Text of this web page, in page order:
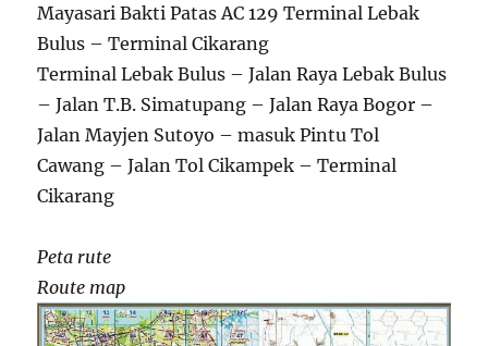
Mayasari Bakti Patas AC 129 Terminal Lebak
Bulus – Terminal Cikarang
Terminal Lebak Bulus – Jalan Raya Lebak Bulus
– Jalan T.B. Simatupang – Jalan Raya Bogor –
Jalan Mayjen Sutoyo – masuk Pintu Tol
Cawang – Jalan Tol Cikampek – Terminal
Cikarang
Peta rute
Route map